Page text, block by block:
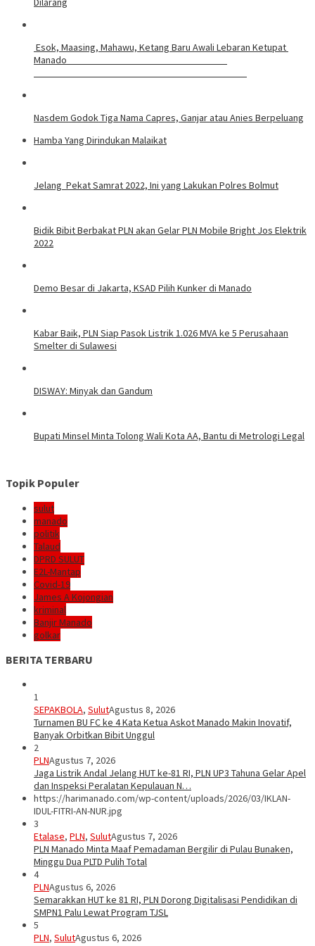
Esok, Maasing, Mahawu, Ketang Baru Awali Lebaran Ketupat
Manado
Nasdem Godok Tiga Nama Capres, Ganjar atau Anies Berpeluang
Hamba Yang Dirindukan Malaikat
Jelang Pekat Samrat 2022, Ini yang Lakukan Polres Bolmut
Bidik Bibit Berbakat PLN akan Gelar PLN Mobile Bright Jos Elektrik
2022
Demo Besar di Jakarta, KSAD Pilih Kunker di Manado
Kabar Baik, PLN Siap Pasok Listrik 1.026 MVA ke 5 Perusahaan
Smelter di Sulawesi
DISWAY: Minyak dan Gandum
Bupati Minsel Minta Tolong Wali Kota AA, Bantu di Metrologi Legal
Topik Populer
sulut
manado
politik
Talaud
DPRD SULUT
E2L-Mantap
Covid-19
James A Kojongian
kriminal
Banjir Manado
golkar
BERITA TERBARU
1
SEPAKBOLA, SulutAgustus 8, 2026
Turnamen BU FC ke 4 Kata Ketua Askot Manado Makin Inovatif,
Banyak Orbitkan Bibit Unggul
2
PLNAgustus 7, 2026
Jaga Listrik Andal Jelang HUT ke-81 RI, PLN UP3 Tahuna Gelar Apel
dan Inspeksi Peralatan Kepulauan N…
https://harimanado.com/wp-content/uploads/2026/03/IKLAN-
IDUL-FITRI-AN-NUR.jpg
3
Etalase, PLN, SulutAgustus 7, 2026
PLN Manado Minta Maaf Pemadaman Bergilir di Pulau Bunaken,
Minggu Dua PLTD Pulih Total
4
PLNAgustus 6, 2026
Semarakkan HUT ke 81 RI, PLN Dorong Digitalisasi Pendidikan di
SMPN1 Palu Lewat Program TJSL
5
PLN, SulutAgustus 6, 2026